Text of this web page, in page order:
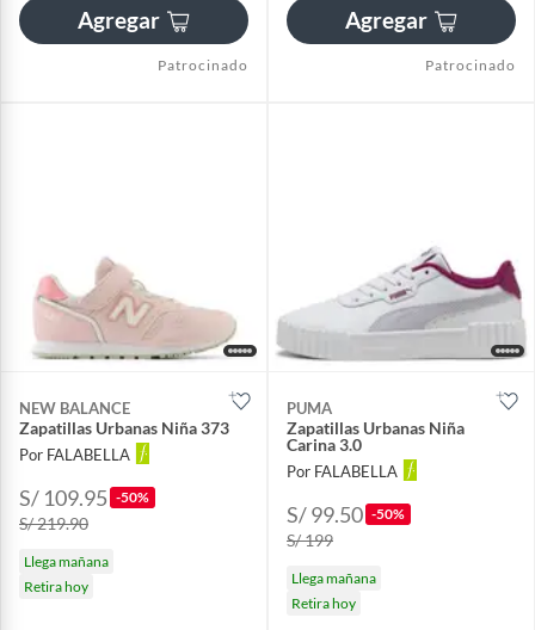
Agregar
Patrocinado
Agregar
Patrocinado
NEW BALANCE
Zapatillas Urbanas Niña 373
Por FALABELLA
S/ 109.95 -50%
S/ 219.90
Llega mañana
Retira hoy
PUMA
Zapatillas Urbanas Niña
Carina 3.0
Por FALABELLA
S/ 99.50 -50%
S/ 199
Llega mañana
Retira hoy